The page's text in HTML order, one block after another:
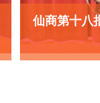
仙商第十